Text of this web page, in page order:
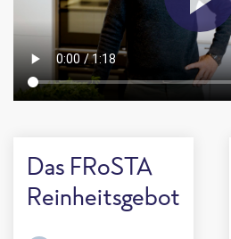
Das FRoSTA
Reinheitsgebot